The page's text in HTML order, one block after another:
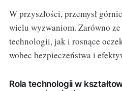
W przyszłości, przemysł
wielu wyzwaniom. Zarówno
technologii, jak i rosnące
wobec bezpieczeństwa i
Rola technologii w